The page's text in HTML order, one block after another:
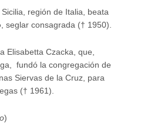
región de Italia, beata
, seglar consagrada († 1950).
Elisabetta Czacka, que,
fundó la congregación de
Siervas de la Cruz, para
(† 1961).
)